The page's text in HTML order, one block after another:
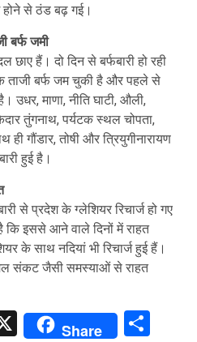
होने से ठंड बढ़ गई।
बर्फ जमी
हैं। दो दिन से बर्फबारी हो रही
बर्फ जम चुकी है और पहले से
उधर, माणा, नीति घाटी, औली,
तुंगनाथ, पर्यटक स्थल चोपता,
गौंडार, तोषी और त्रियुगीनारायण
हुई है।
से प्रदेश के ग्लेशियर रिचार्ज हो गए
कि इससे आने वाले दिनों में राहत
के साथ नदियां भी रिचार्ज हुई हैं।
जल संकट जैसी समस्याओं से राहत
X Share